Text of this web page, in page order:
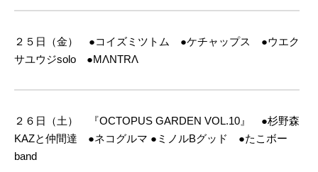
２５日（金） ●コイズミツトム ●ケチャップス ●ウエク
サユウジsolo ●MΛNTRΛ
２６日（土） 『OCTOPUS GARDEN VOL.10』 ●杉野森
KAZと仲間達 ●ネコグルマ ●ミノルBグッド ●たこボー
band